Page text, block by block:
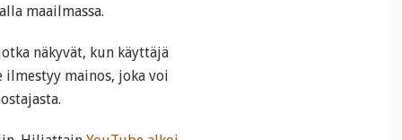
maailmassa.
näkyvät, kun käyttäjä
mainos, joka voi